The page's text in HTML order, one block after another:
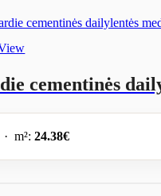
cementinės
· m²: 24.38€